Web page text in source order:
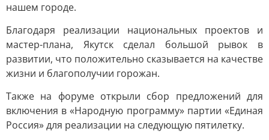
нашем городе.
Благодаря реализации национальных проектов и
мастер-плана, Якутск сделал большой рывок в
развитии, что положительно сказывается на качестве
жизни и благополучии горожан.
Также на форуме открыли сбор предложений для
включения в «Народную программу» партии «Единая
Россия» для реализации на следующую пятилетку.